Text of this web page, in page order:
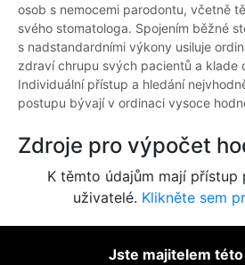
osob s nemocemi parodontu, včetně
svého stomatologa. Spojením běžné
s nadstandardními výkony usiluje
zdraví chrupu svých pacientů a klade
Individuální přístup a hledání
postupu bývají v ordinaci vysoce
Zdroje pro výpočet
K těmto údajům mají přístup
uživatelé. Klikněte sem
Jste majitelem